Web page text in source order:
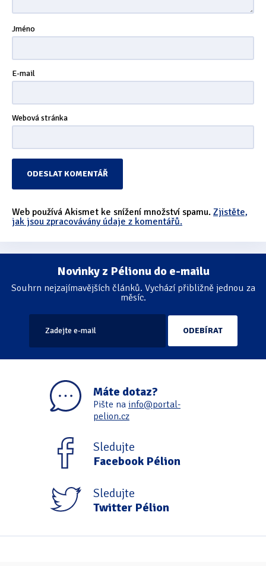
Jméno
E-mail
Webová stránka
Web používá Akismet ke snížení množství spamu. Zjistěte,
jak jsou zpracovávány údaje z komentářů.
Novinky z Pélionu do e-mailu
Souhrn nejzajímavějších článků. Vychází přibližně jednou za
měsíc.
Máte dotaz?
Pište na info@portal-
pelion.cz
Sledujte
Facebook Pélion
Sledujte
Twitter Pélion